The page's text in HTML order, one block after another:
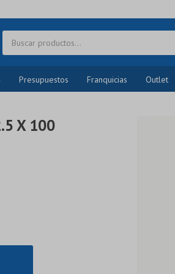
Presupuestos Franquicias Outlet
X 100